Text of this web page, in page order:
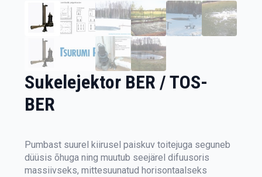
Sukelejektor BER / TOS-
BER
Pumbast suurel kiirusel paiskuv toitejuga seguneb
düüsis õhuga ning muutub seejärel difuusoris
massiivseks, mittesuunatud horisontaalseks